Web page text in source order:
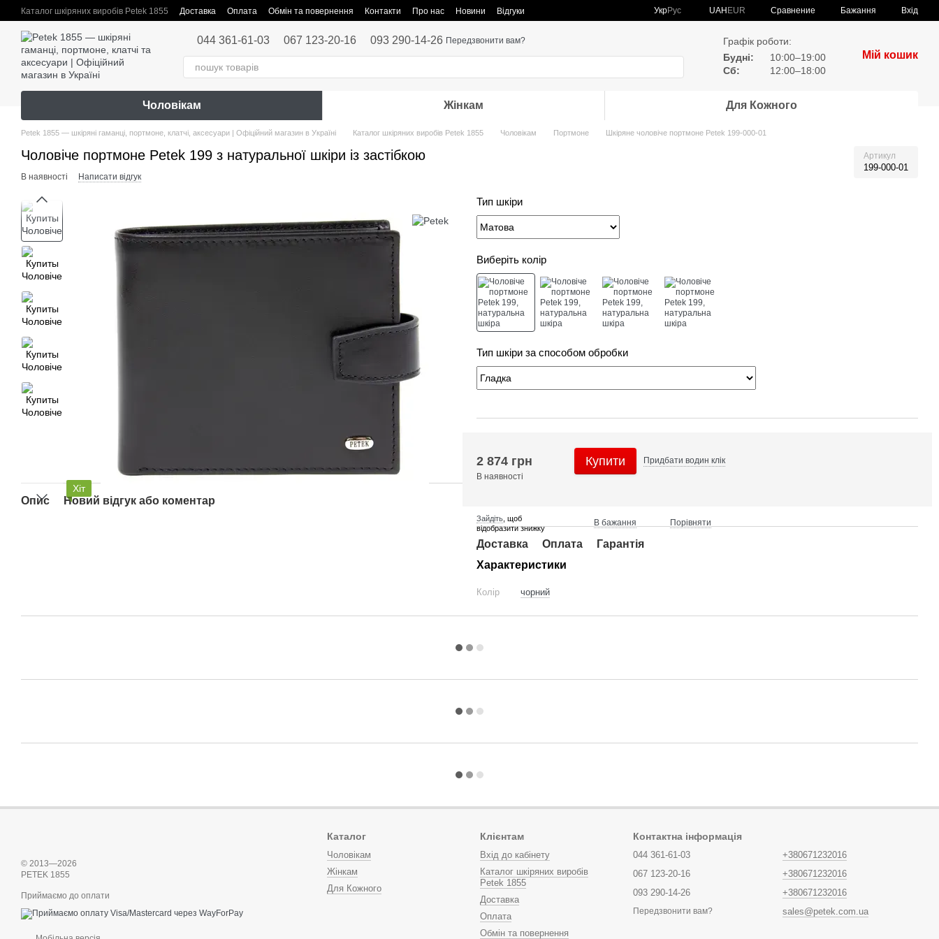
Перейти до основного контенту
Каталог шкіряних виробів Petek 1855 Доставка Оплата Обмін та повернення Контакти Про нас Новини
Відгуки
УкрРус UAH EUR Сравнение Бажання Вхід
044 361-61-03 067 123-20-16 093 290-14-26 Передзвонити вам?
Графік роботи:
Будні:
10:00–19:00
Сб:
12:00–18:00
Мій кошик
Чоловікам Жінкам Для Кожного
Petek 1855 — шкіряні гаманці, портмоне, клатчі, аксесуари | Офіційний магазин в Україні Каталог шкіряних виробів Petek 1855 Чоловікам Портмоне Шкіряне чоловіче портмоне Petek 199-000-01
Чоловіче портмоне Petek 199 з натуральної шкіри із застібкою Артикул
199-000-01
В наявності Написати відгук
Хіт
Опис Новий відгук або коментар
Тип шкіри
Виберіть колір
Тип шкіри за способом обробки
2 874 грн
В наявності
Купити Придбати водин клік
Зайдіть , щоб
відобразити знижку
В бажання Порівняти
Доставка Оплата
Гарантія
Характеристики
Колір чорний
© 2013—2026
PETEK 1855
Приймаємо до оплати
Каталог
Чоловікам
Жінкам
Для Кожного
Клієнтам
Вхід до кабінету
Каталог шкіряних виробів
Petek 1855
Доставка
Оплата
Обмін та повернення
Контактна інформація
044 361-61-03
067 123-20-16
093 290-14-26
Передзвонити вам?
+380671232016
+380671232016
+380671232016
sales@petek.com.ua